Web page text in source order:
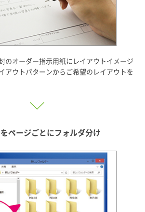
のオーダー指示用紙にレイアウトイメージ
アウトパターンからご希望のレイアウトを
ページごとにフォルダ分け